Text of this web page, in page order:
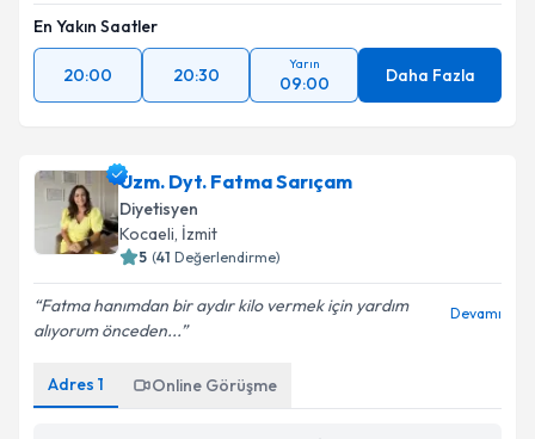
En Yakın Saatler
20:00 20:30
Yarın
09:00 Daha Fazla
Uzm. Dyt. Fatma Sarıçam
Diyetisyen
Kocaeli, İzmit
5 (41 Değerlendirme)
Fatma hanımdan bir aydır kilo vermek için yardım
alıyorum önceden...
Devamı
Adres 1 Online Görüşme